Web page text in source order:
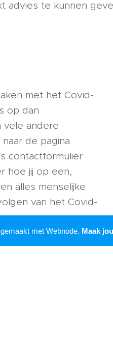
advies te kunnen
met het Covid-
op dan
vele andere
de pagina
contactformulier
hoe jij op een,
alles menselijke
van het Covid-
met Webnode. Maak